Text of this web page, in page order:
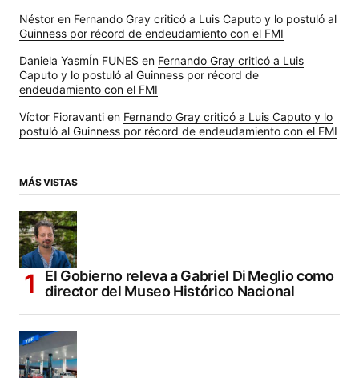
Néstor en Fernando Gray criticó a Luis Caputo y lo postuló al
Guinness por récord de endeudamiento con el FMI
Daniela YasmÍn FUNES en Fernando Gray criticó a Luis
Caputo y lo postuló al Guinness por récord de
endeudamiento con el FMI
Víctor Fioravanti en Fernando Gray criticó a Luis Caputo y lo
postuló al Guinness por récord de endeudamiento con el FMI
MÁS VISTAS
El Gobierno releva a Gabriel Di Meglio como
director del Museo Histórico Nacional